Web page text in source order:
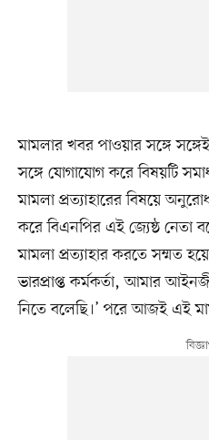
মামলার খবর পাওয়ার সঙ্গে
সঙ্গে যোগাযোগ করে বিষয়টি
মামলা প্রত্যাহারের বিষয়ে
করে বিএনপির এই জ্যেষ্ঠ নেতা
মামলা প্রত্যাহার করতে সম্মত
ভারপ্রাপ্ত কর্মকর্তা, আমার
নিতে বলেছি।’ পরে আজই এই